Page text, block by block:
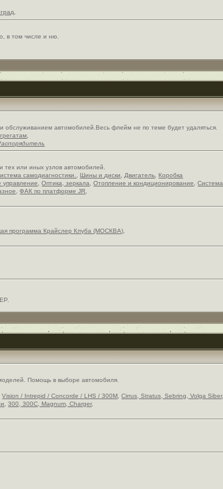
в том числе и ню.
автомобилей.Весь флейм не по теме будет удаляться.
или иных узлов автомобилей.
самодиагностики. Шины и диски Двигатель
Коробка
управление ,Оптика, зеркала ,Отопление и кондиционирование ,Система
,ФАК по платформе JR
программа Крайслер Клуба (МОСКВА)
Помощь в выборе автомобиля.
Vision / Intrepid / Concorde / LHS / 300M ,Cirrus, Stratus, Sebring, Volga Siber,
,300, 300C, Magnum, Charger,